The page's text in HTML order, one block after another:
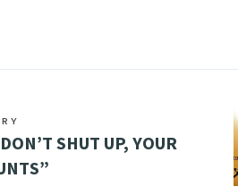
SHUT UP, YOUR